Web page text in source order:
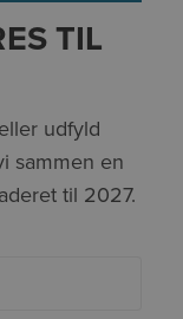
TIL
udfyld
sammen en
til 2027.